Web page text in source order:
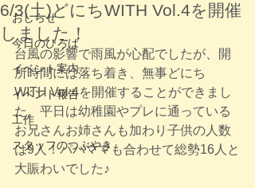
おしらせ
今日のひろば
イベント案内
イベント報告
工作
スタッフのつぶやき
6/3(土)どにちWITH Vol.4を開催
しました！
台風の影響で雨風が心配でしたが、開
所時間には落ち着き、無事どにち
WITH Vol.4を開催することができまし
た。平日は幼稚園やプレに通っている
お兄さんお姉さんも加わり子供の人数
は9人！パパママも合わせて総勢16人と
大賑わいでした♪